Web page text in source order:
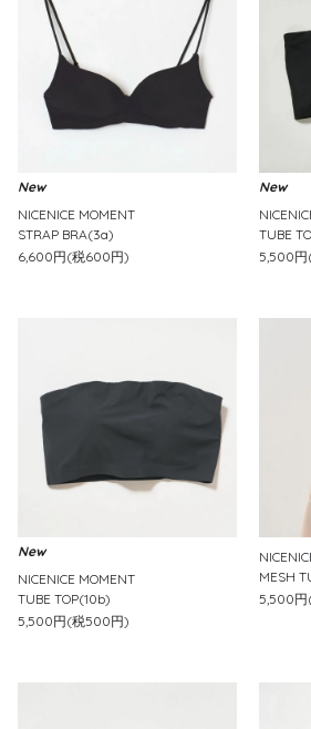
New
NICENICE MOMENT
STRAP BRA(3a)
6,600円(税600円)
New
TUBE
5,500
New
NICENICE MOMENT
TUBE TOP(10b)
5,500円(税500円)
MESH
5,500